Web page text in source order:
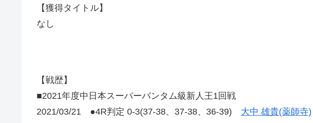
【獲得タイトル】
なし
【戦歴】
■2021年度中日本スーパーバンタム級新人王1回戦
2021/03/21 ●4R判定 0-3(37-38、37-38、36-39) 大中 雄貴(薬師寺)